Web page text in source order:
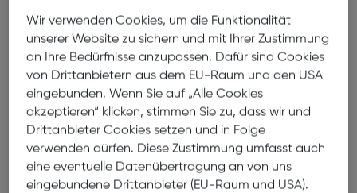
Brillenbreite:138mm
Steg:20mm
Glasbreite:51mm
Bügellänge: 150mm
138mm
Wir verwenden Cookies, um die Funktionalität
unserer Website zu sichern und mit Ihrer Zustimmung
an Ihre Bedürfnisse anzupassen. Dafür sind Cookies
von Drittanbietern aus dem EU-Raum und den USA
eingebunden. Wenn Sie auf „Alle Cookies
akzeptieren“ klicken, stimmen Sie zu, dass wir und
Drittanbieter Cookies setzen und in Folge
verwenden dürfen. Diese Zustimmung umfasst auch
eine eventuelle Datenübertragung an von uns
eingebundene Drittanbieter (EU-Raum und USA).